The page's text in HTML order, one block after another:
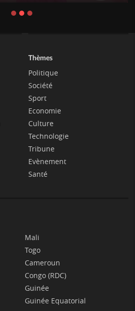
Thèmes
Politique
Société
Sport
Economie
Culture
Technologie
Tribune
Evènement
Santé
Mali
Togo
Cameroun
Congo (RDC)
Guinée
Guinée Equatorial